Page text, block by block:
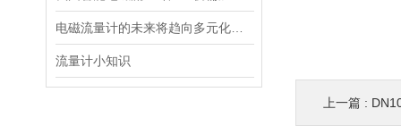
流量计小知识
上一篇 :